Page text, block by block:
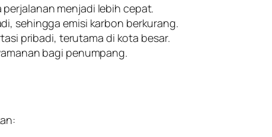
menjadi lebih cepat.
sehingga emisi karbon berkurang.
pribadi, terutama di kota besar.
bagi penumpang.